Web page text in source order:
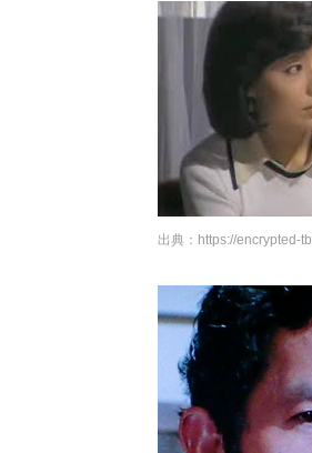
出典： https://encrypted-